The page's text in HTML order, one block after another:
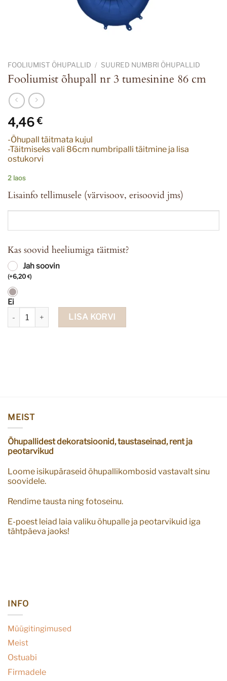
FOOLIUMIST ÕHUPALLID / SUURED NUMBRI ÕHUPALLID
Fooliumist õhupall nr 3 tumesinine 86 cm
4,46€
-Õhupall täitmata kujul
-Täitmiseks vali 86cm numbripalli täitmine ja lisa
ostukorvi
2 laos
Lisainfo tellimusele (värvisoov, erisoovid jms)
Kas soovid heeliumiga täitmist?
Jah soovin
(+6,20 €)
Ei
Fooliumist õhupall nr 3 tumesinine 86 cm kogus
LISA KORVI
MEIST
Õhupallidest dekoratsioonid, taustaseinad, rent ja
peotarvikud
Loome isikupäraseid õhupallikombosid vastavalt sinu
soovidele.
Rendime tausta ning fotoseinu.
E-poest leiad laia valiku õhupalle ja peotarvikuid iga
tähtpäeva jaoks!
INFO
Müügitingimused
Meist
Ostuabi
Firmadele